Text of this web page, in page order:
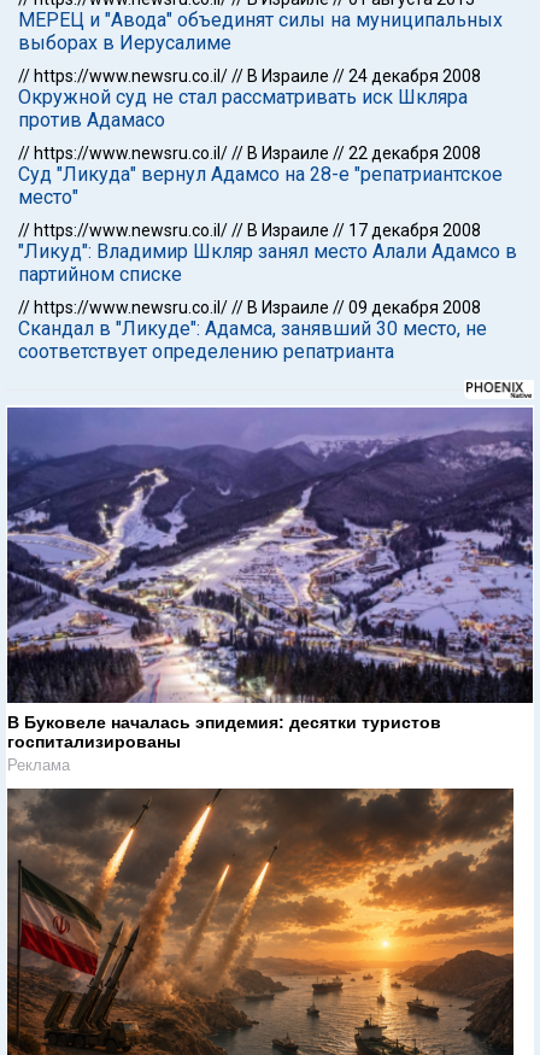
МЕРЕЦ и "Авода" объединят силы на муниципальных
выборах в Иерусалиме
// https://www.newsru.co.il/// В Израиле //24 декабря 2008
Окружной суд не стал рассматривать иск Шкляра
против Адамасо
// https://www.newsru.co.il/// В Израиле //22 декабря 2008
Суд "Ликуда" вернул Адамсо на 28-е "репатриантское
место"
// https://www.newsru.co.il/// В Израиле // 17 декабря 2008
"Ликуд": Владимир Шкляр занял место Алали Адамсо в
партийном списке
// https://www.newsru.co.il/// В Израиле //09 декабря 2008
Скандал в "Ликуде": Адамса, занявший 30 место, не
соответствует определению репатрианта
В Буковеле началась эпидемия: десятки туристов
госпитализированы
Реклама